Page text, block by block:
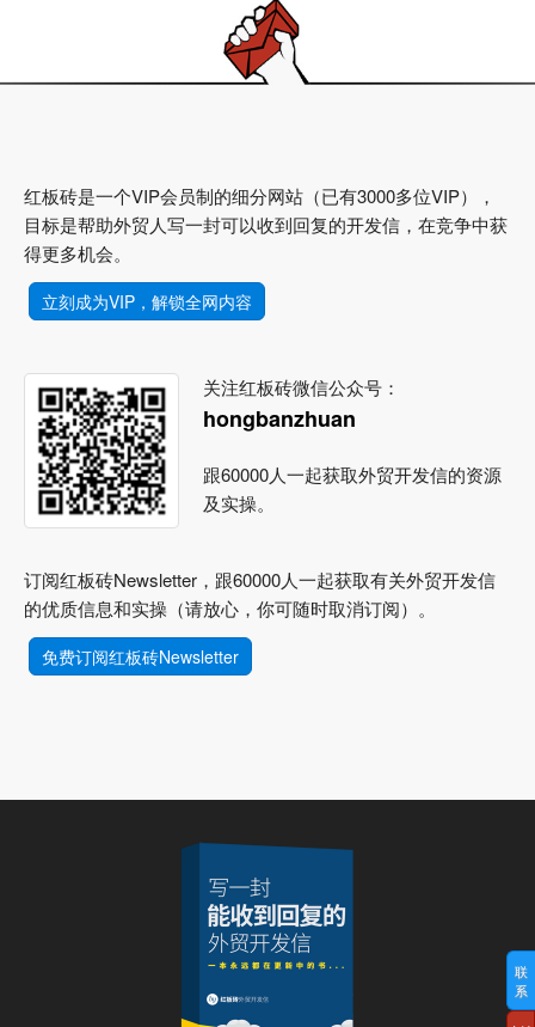
红板砖是一个VIP会员制的细分网站（已有3000多位VIP），
目标是帮助外贸人写一封可以收到回复的开发信，在竞争中获
得更多机会。
立刻成为VIP，解锁全网内容
关注红板砖微信公众号：
hongbanzhuan
跟60000人一起获取外贸开发信的资源
及实操。
订阅红板砖Newsletter，跟60000人一起获取有关外贸开发信
的优质信息和实操（请放心，你可随时取消订阅）。
免费订阅红板砖Newsletter
联
系